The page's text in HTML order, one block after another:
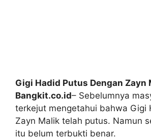
Gigi Hadid Putus Dengan Zayn
Bangkit.co.id– Sebelumnya
terkejut mengetahui bahwa Gigi
Zayn Malik telah putus. Namun
itu belum terbukti benar.